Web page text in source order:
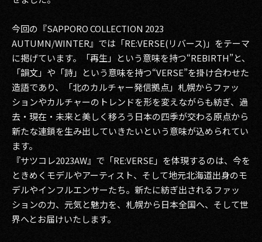
今回の『SAPPORO COLLECTION 2023
AUTUMN/WINTER』では「RE:VERSE(リバース)」をテーマ
に掲げています。「再生」という意味を持つ“REBIRTH”と、
「韻文」や「詩」という意味を持つ“VERSE”を掛け合わせた
造語であり、「北のカルチャー発信拠点」札幌からファッ
ションやカルチャーのトレンドを形を変えながらも紡ぎ、過
去・現在・未来と美しく移ろう日本の四季が交わる原点から
新たな連鎖を生み出していきたいという意味が込められてい
ます。
『サツコレ2023AW』で「RE:VERSE」を体現するのは、今を
ときめくモデルやアーティスト、そして地元北海道出身のモ
デルやインフルエンサーたち。新たに紡ぎ出されるファッ
ションの力、元気と魅力を、札幌から日本全国へ、そして世
界へとお届けいたします。